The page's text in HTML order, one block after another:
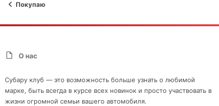
Покупаю
О нас
Субару клуб — это возможность больше узнать о любимой
марке, быть всегда в курсе всех новинок и просто участвовать в
жизни огромной семьи вашего автомобиля.